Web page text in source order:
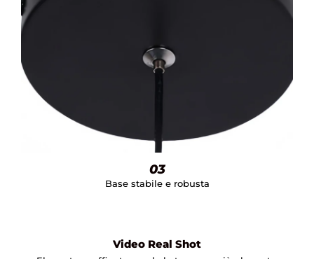
03
Base stabile e robusta
Video Real Shot